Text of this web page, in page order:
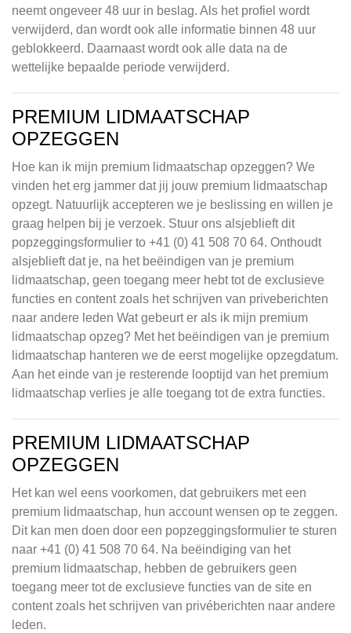
neemt ongeveer 48 uur in beslag. Als het profiel wordt
verwijderd, dan wordt ook alle informatie binnen 48 uur
geblokkeerd. Daarnaast wordt ook alle data na de
wettelijke bepaalde periode verwijderd.
PREMIUM LIDMAATSCHAP
OPZEGGEN
Hoe kan ik mijn premium lidmaatschap opzeggen? We
vinden het erg jammer dat jij jouw premium lidmaatschap
opzegt. Natuurlijk accepteren we je beslissing en willen je
graag helpen bij je verzoek. Stuur ons alsjeblieft dit
popzeggingsformulier to +41 (0) 41 508 70 64. Onthoudt
alsjeblieft dat je, na het beëindigen van je premium
lidmaatschap, geen toegang meer hebt tot de exclusieve
functies en content zoals het schrijven van priveberichten
naar andere leden Wat gebeurt er als ik mijn premium
lidmaatschap opzeg? Met het beëindigen van je premium
lidmaatschap hanteren we de eerst mogelijke opzegdatum.
Aan het einde van je resterende looptijd van het premium
lidmaatschap verlies je alle toegang tot de extra functies.
PREMIUM LIDMAATSCHAP
OPZEGGEN
Het kan wel eens voorkomen, dat gebruikers met een
premium lidmaatschap, hun account wensen op te zeggen.
Dit kan men doen door een popzeggingsformulier te sturen
naar +41 (0) 41 508 70 64. Na beëindiging van het
premium lidmaatschap, hebben de gebruikers geen
toegang meer tot de exclusieve functies van de site en
content zoals het schrijven van privéberichten naar andere
leden.